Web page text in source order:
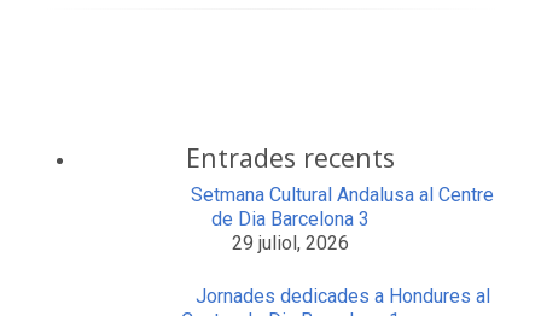
Entrades recents
Setmana Cultural Andalusa al Centre
de Dia Barcelona 3
29 juliol, 2026
Jornades dedicades a Hondures al